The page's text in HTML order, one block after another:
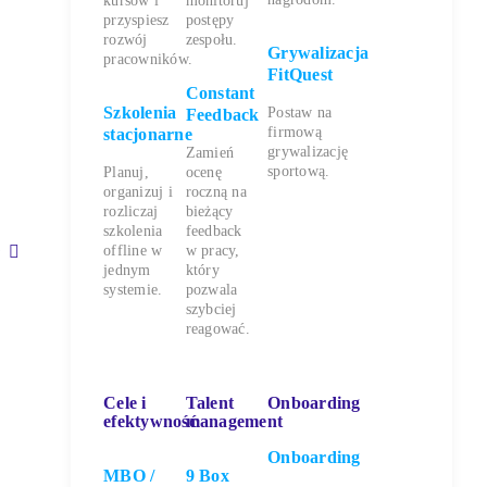
przyspiesz
rozwój
pracowników.
Szkolenia
stacjonarne
Planuj,
organizuj i
rozliczaj
szkolenia
offline w
jednym
systemie.
postępy
zespołu.
Constant
Feedback
Zamień
ocenę
roczną na
bieżący
feedback
w pracy,
który
pozwala
szybciej
reagować.
Grywalizacja
FitQuest
Postaw na
firmową
grywalizację
sportową.
Cele i
efektywność
MBO /
Talent
management
9 Box
Onboarding
Onboarding